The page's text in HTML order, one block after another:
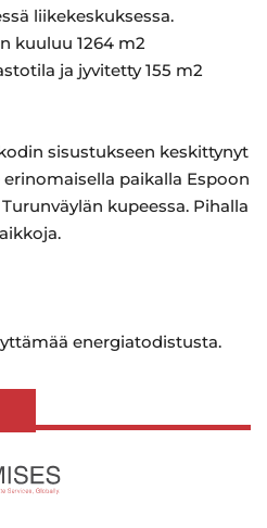
liikekeskuksessa.
kuuluu 1264 m2
ja jyvitetty 155 m2
sisustukseen keskittynyt
paikalla Espoon
kupeessa. Pihalla
energiatodistusta.